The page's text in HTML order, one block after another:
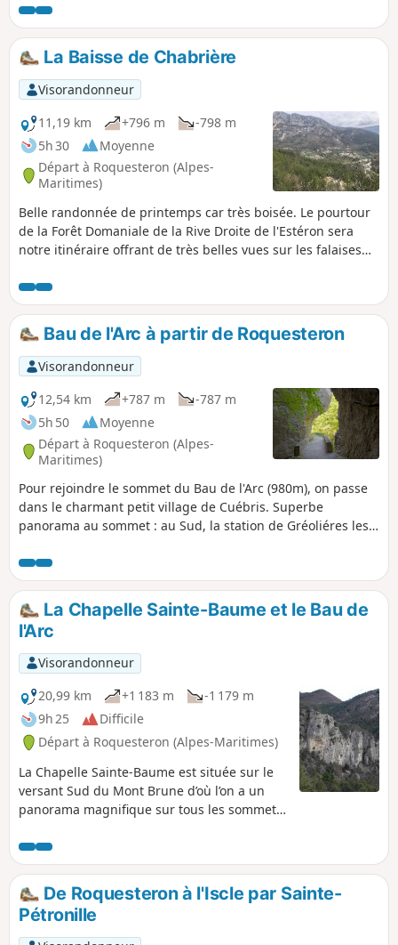
gauche est devenue française en 1860.
Promenade en forêt le long d'une piste forestière
aménagée en sentier botanique, partir à la
découverte des arbres et plantes du moyen pays.
La Baisse de Chabrière
Visorandonneur
11,19 km
+796 m
-798 m
5h 30
Moyenne
Départ à Roquesteron (Alpes-
Maritimes)
Belle randonnée de printemps car très boisée. Le pourtour
de la Forêt Domaniale de la Rive Droite de l'Estéron sera
notre itinéraire offrant de très belles vues sur les falaises
Bau de l'Arc à partir de Roquesteron
Visorandonneur
12,54 km
+787 m
-787 m
5h 50
Moyenne
Départ à Roquesteron (Alpes-
Maritimes)
Pour rejoindre le sommet du Bau de l'Arc (980m), on passe
dans le charmant petit village de Cuébris. Superbe
panorama au sommet : au Sud, la station de Gréoliéres les
à l'Ouest, la crête de la Bernade et le Mont Saint-Honorat
(2520m) ; au Nord-Est, les crête du Vial. Actuellement le
sentier est fermé, entre les balises 88 et 89, et entre les
balises 104 et 105 . Information donnée par Randoxygene.
Se renseigner sur https://randoxygene.departement06.fr/
La Chapelle Sainte-Baume et le Bau de
l'Arc
Visorandonneur
20,99 km
+1 183 m
-1 179 m
9h 25
Difficile
Départ à Roquesteron (Alpes-Maritimes)
La Chapelle Sainte-Baume est située sur le
versant Sud du Mont Brune d’où l’on a un
panorama magnifique sur tous les sommets
comprendre pourquoi ce lieu a été choisi
pour le culte. Le Bau de l'Arc promontoire
entre Sainte-Baume et Cuébris offre un beau
panorama à 360°: Mont Brune, Mont Vial en
enfilade vers l’Est, Mont Saint-Honorat vers
le Nord-Est, vallons forestiers de l’Estéron à
De Roquesteron à l'Iscle par Sainte-
Pétronille